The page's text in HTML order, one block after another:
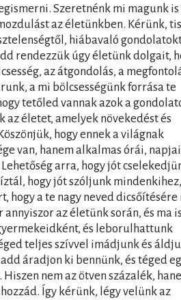
Szeretnénk mi magunk is
az életünkben. Kérünk,
hiábavaló
rendezzük úgy életünk dolgait,
az átgondolás, a
a mi bölcsességünk forrása te
tetőled vannak azok a
az életet, amelyek növekedést és
hogy ennek a világnak
van, hanem alkalmas órái,
arra, hogy jót
hogy jót szóljunk
hogy a te nagy neved dicsőítésére
az életünk során, és ma
és leborulhattunk
teljes szívvel imádjunk és
áradjon ki bennünk, és téged
nem az ötven százalék,
Így kérünk, légy velünk az